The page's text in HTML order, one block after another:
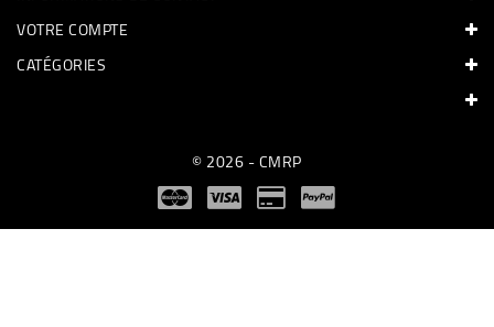
VOTRE COMPTE
CATÉGORIES
© 2026 - CMRP